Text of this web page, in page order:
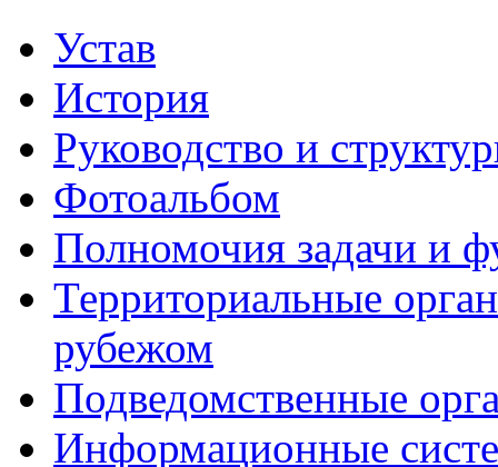
Устав
История
Руководство и
Фотоальбом
Полномочия задачи и
Территориальные
рубежом
Подведомственные
Информационные